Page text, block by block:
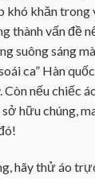
khó khăn
thành vấn đề
suông sáng
ca” Hàn
Còn nếu chiếc
hữu chúng,
hãy thử áo